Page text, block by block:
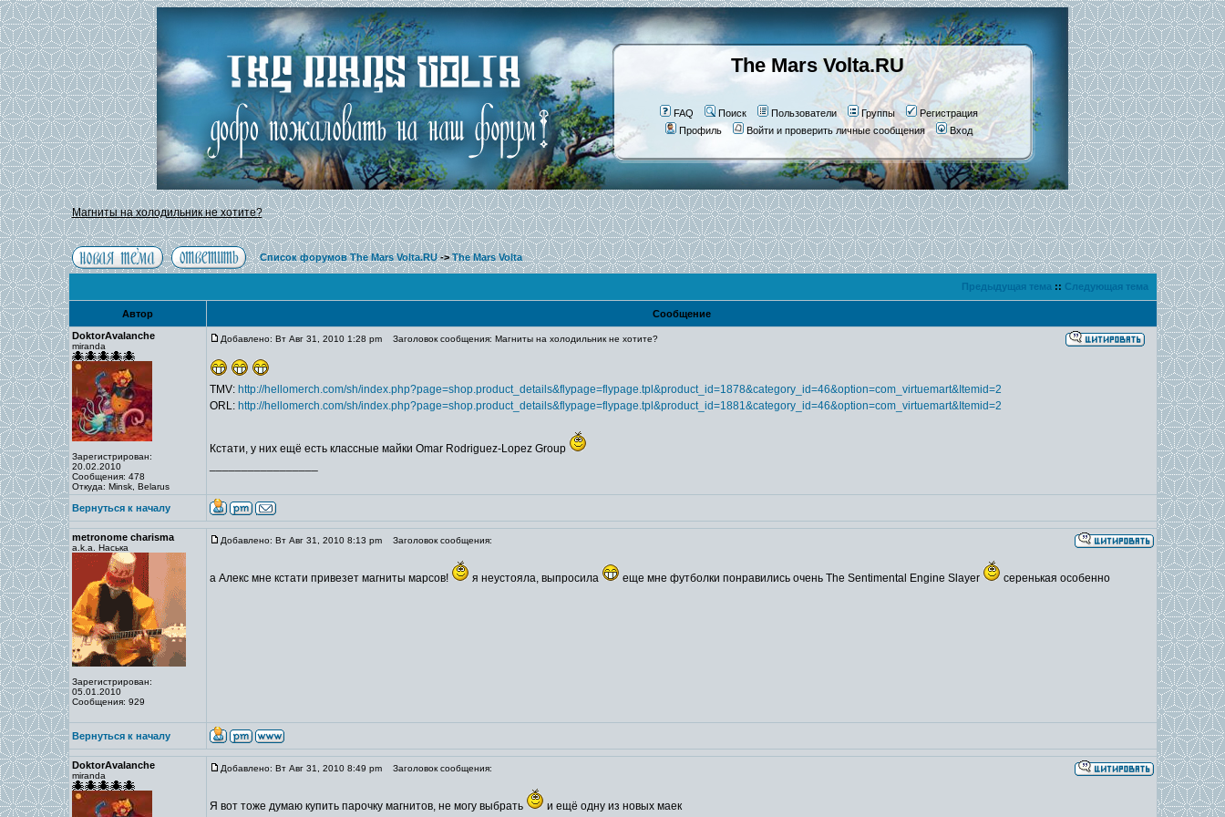
The Mars Volta.RU
FAQ Поиск Пользователи Группы
Регистрация
Профиль
Войти и проверить личные сообщения Вход
Магниты на холодильник не хотите?
Список форумов The Mars Volta.RU->The Mars Volta
Предыдущая тема :: Следующая тема
Автор
Сообщение
DoktorAvalanche
miranda
Зарегистрирован:
20.02.2010
Сообщения: 478
Откуда: Minsk, Belarus
Добавлено: Вт Авг 31, 2010 1:28 pm Заголовок сообщения: Магниты на холодильник не хотите?
TMV: http://hellomerch.com/sh/index.php?page=shop.product_details&flypage=flypage.tpl&product_id=1878&category_id=46&option=com_virtuemart&Itemid=2
ORL: http://hellomerch.com/sh/index.php?page=shop.product_details&flypage=flypage.tpl&product_id=1881&category_id=46&option=com_virtuemart&Itemid=2
Кстати, у них ещё есть классные майки Omar Rodriguez-Lopez Group
Вернуться к началу
metronome charisma
a.k.a. Наська
Зарегистрирован:
05.01.2010
Сообщения: 929
Добавлено: Вт Авг 31, 2010 8:13 pm Заголовок сообщения:
а Алекс мне кстати привезет магниты марсов! я неустояла, выпросила еще мне футболки понравились очень The Sentimental Engine Slayer серенькая особенно
Вернуться к началу
DoktorAvalanche
miranda
Добавлено: Вт Авг 31, 2010 8:49 pm Заголовок сообщения:
Я вот тоже думаю купить парочку магнитов, не могу выбрать
и ещё одну из новых маек